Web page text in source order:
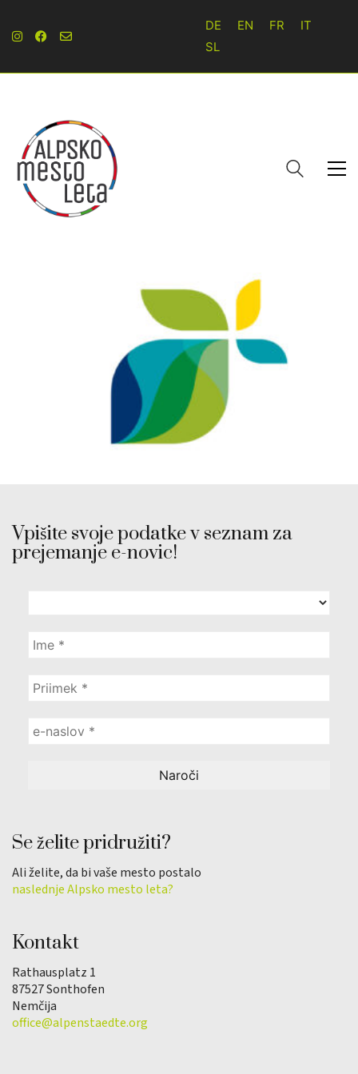
DE EN FR
IT
SL
Vpišite svoje podatke v seznam za
prejemanje e-novic!
Se želite pridružiti?
Ali želite, da bi vaše mesto postalo
naslednje Alpsko mesto leta?
Kontakt
Rathausplatz 1
87527 Sonthofen
Nemčija
office@alpenstaedte.org